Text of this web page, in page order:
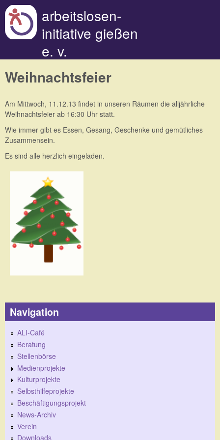
arbeitslosen-
initiative gießen
e. v.
Weihnachtsfeier
Am Mittwoch, 11.12.13 findet in unseren Räumen die alljährliche
Weihnachtsfeier ab 16:30 Uhr statt.
Wie immer gibt es Essen, Gesang, Geschenke und gemütliches
Zusammensein.
Es sind alle herzlich eingeladen.
Navigation
ALI-Café
Beratung
Stellenbörse
Medienprojekte
Kulturprojekte
Selbsthilfeprojekte
Beschäftigungsprojekt
News-Archiv
Verein
Downloads